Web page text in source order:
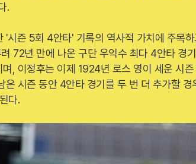
.
'시즌 5회 4안타' 기록의 역사적 가치에 주목
72년 만에 나온 구단 우익수 최다 4안타 경
, 이정후는 이제 1924년 로스 영이 세운 시즌
은 시즌 동안 4안타 경기를 두 번 더 추가할 경
다.